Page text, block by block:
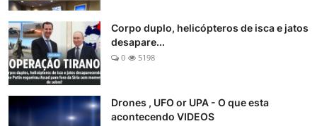
Corpo duplo, helicópteros de isca e jatos
desapare...
0 5198
Drones , UFO or UPA - O que esta
acontecendo VIDEOS